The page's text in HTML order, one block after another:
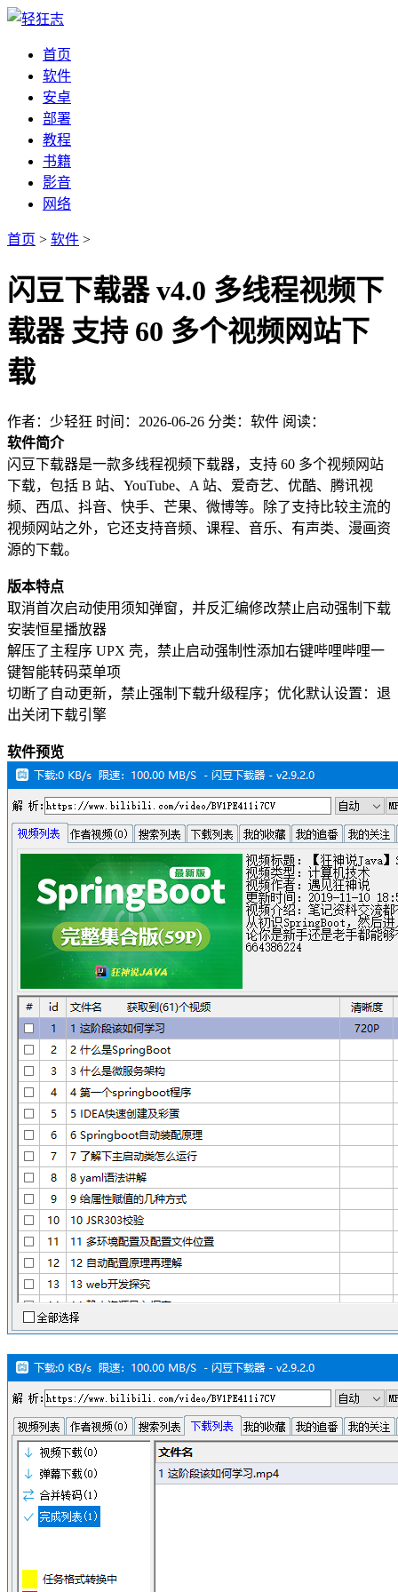
首页
软件
安卓
部署
教程
书籍
影音
网络
首页 > 软件 >
闪豆下载器 v4.0 多线程视频下
载器 支持 60 多个视频网站下
载
作者：少轻狂 时间：2026-06-26 分类：软件 阅读：
软件简介
闪豆下载器是一款多线程视频下载器，支持 60 多个视频网站
下载，包括 B 站、YouTube、A 站、爱奇艺、优酷、腾讯视
频、西瓜、抖音、快手、芒果、微博等。除了支持比较主流的
视频网站之外，它还支持音频、课程、音乐、有声类、漫画资
源的下载。
版本特点
取消首次启动使用须知弹窗，并反汇编修改禁止启动强制下载
安装恒星播放器
解压了主程序 UPX 壳，禁止启动强制性添加右键哔哩哔哩一
键智能转码菜单项
切断了自动更新，禁止强制下载升级程序；优化默认设置：退
出关闭下载引擎
软件预览